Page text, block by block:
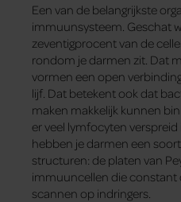
Een van de belangrijkste
immuunsysteem. Geschat
zeventigprocent van de
rondom je darmen zit. Dat
vormen een open
lijf. Dat betekent ook dat
maken makkelijk kunnen
er veel lymfocyten
hebben je darmen een
structuren: de platen van
immuuncellen die constant
scannen op indringers.